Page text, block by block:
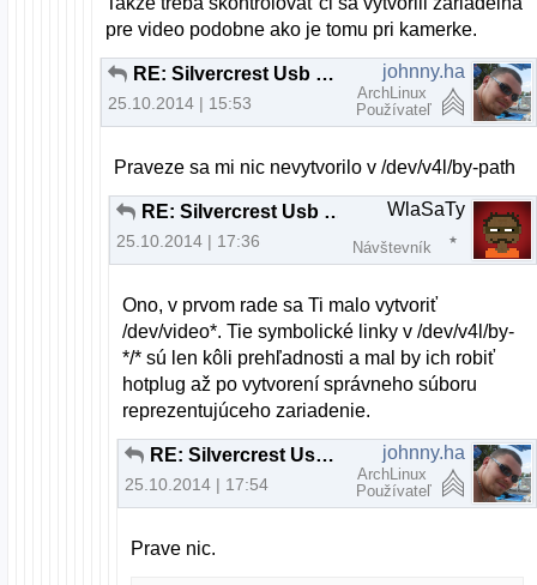
pre video podobne ako je tomu pri kamerke.
RE: Silvercrest Usb Video Grabber VG 2010
25.10.2014 | 15:53
johnny.ha
ArchLinux
Používateľ
Praveze sa mi nic nevytvorilo v /dev/v4l/by-path
RE: Silvercrest Usb Video Grabber VG 2010
25.10.2014 | 17:36
WlaSaTy
Návštevník
Ono, v prvom rade sa Ti malo vytvoriť
/dev/video*. Tie symbolické linky v /dev/v4l/by-
*/* sú len kôli prehľadnosti a mal by ich robiť
hotplug až po vytvorení správneho súboru
reprezentujúceho zariadenie.
RE: Silvercrest Usb Video Grabber VG 2010
25.10.2014 | 17:54
johnny.ha
ArchLinux
Používateľ
Prave nic.